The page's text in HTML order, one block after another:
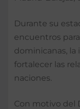
Durante su
encuentros
dominicanas, la
fortalecer las
naciones.
Con motivo del